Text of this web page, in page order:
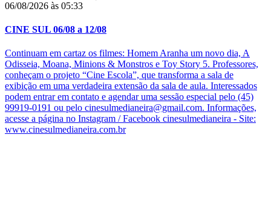
06/08/2026 às 05:33
CINE SUL 06/08 a 12/08
Continuam em cartaz os filmes: Homem Aranha um novo dia, A
Odisseia, Moana, Minions & Monstros e Toy Story 5. Professores,
conheçam o projeto “Cine Escola”, que transforma a sala de
exibição em uma verdadeira extensão da sala de aula. Interessados
podem entrar em contato e agendar uma sessão especial pelo (45)
99919-0191 ou pelo cinesulmedianeira@gmail.com. Informações,
acesse a página no Instagram / Facebook cinesulmedianeira - Site:
www.cinesulmedianeira.com.br